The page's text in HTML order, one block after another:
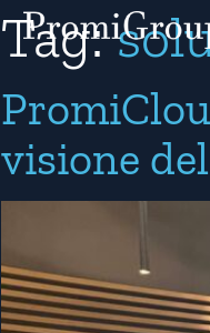
Tag:
visione